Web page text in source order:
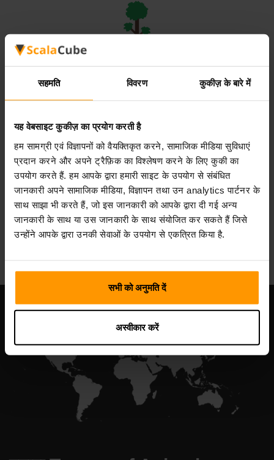
सहमति विवरण कुकीज़ के बारे में
यह वेबसाइट कुकीज़ का प्रयोग करती है
हम सामग्री एवं विज्ञापनों को वैयक्तिकृत करने, सामाजिक मीडिया सुविधाएं
प्रदान करने और अपने ट्रैफ़िक का विश्लेषण करने के लिए कुकी का
उपयोग करते हैं. हम आपके द्वारा हमारी साइट के उपयोग से संबंधित
जानकारी अपने सामाजिक मीडिया, विज्ञापन तथा उन analytics पार्टनर के
साथ साझा भी करते हैं, जो इस जानकारी को आपके द्वारा दी गई अन्य
जानकारी के साथ या उस जानकारी के साथ संयोजित कर सकते हैं जिसे
उन्होंने आपके द्वारा उनकी सेवाओं के उपयोग से एकत्रित किया है.
सभी को अनुमति दें
अस्वीकार करें
Valheim
सर्वर होस्टिंग
All Games